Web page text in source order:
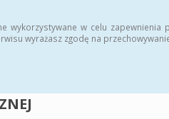
w celu zapewnienia
wyrażasz zgodę na